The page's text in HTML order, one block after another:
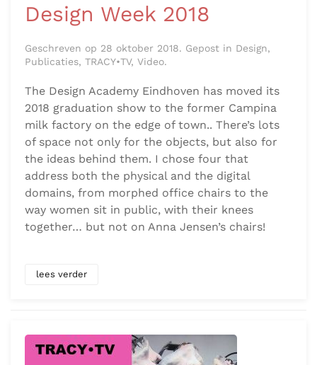
Design Week 2018
Geschreven op 28 oktober 2018. Gepost in Design,
Publicaties, TRACY•TV, Video.
The Design Academy Eindhoven has moved its
2018 graduation show to the former Campina
milk factory on the edge of town.. There’s lots
of space not only for the objects, but also for
the ideas behind them. I chose four that
address both the physical and the digital
domains, from morphed office chairs to the
way women sit in public, with their knees
together… but not on Anna Jensen’s chairs!
lees verder